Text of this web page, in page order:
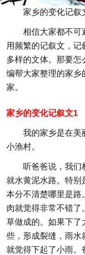
家乡的变化记叙
相信大家都不可
用频繁的记叙文，
多样的文体。那要
编帮大家整理的家乡
家。
家乡的变化记叙文1
我的家乡是在
小渔村。
听爸爸说，我们
就水黄泥水路。特别
本分不清楚哪里是路
肉就觉得非常不错了
草做成的。如果下了
些，形成裂缝，雨水
就觉得下起了小雨。